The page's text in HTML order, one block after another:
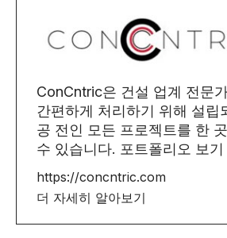
ConCntric은 건설 업계 전문
간편하게 처리하기 위해 설립
공 전인 모든 프로젝트를 한
수 있습니다. 포트폴리오 보기
https://concntric.com
더 자세히 알아보기